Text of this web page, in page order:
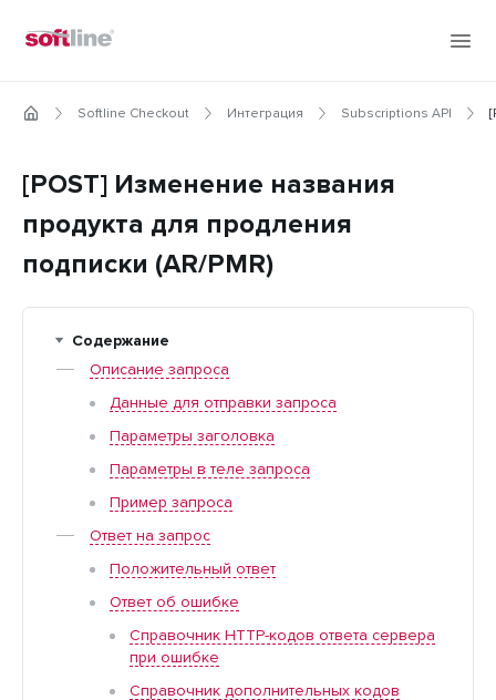
Softline Checkout Интеграция Subscriptions API
[POST] Изменение названия
продукта для продления
подписки (AR/PMR)
Содержание
Описание запроса
Данные для отправки запроса
Параметры заголовка
Параметры в теле запроса
Пример запроса
Ответ на запрос
Положительный ответ
Ответ об ошибке
Справочник HTTP-кодов ответа сервера
при ошибке
Справочник дополнительных кодов